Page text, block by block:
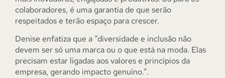
colaboradores, é uma garantia de que serão
respeitados e terão espaço para crescer.
Denise enfatiza que a “diversidade e inclusão não
devem ser só uma marca ou o que está na moda. Elas
precisam estar ligadas aos valores e princípios da
empresa, gerando impacto genuíno.”.